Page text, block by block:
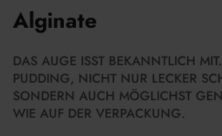
Alginate
DAS AUGE ISST BEKANNTLICH
PUDDING, NICHT NUR LECKER
SONDERN AUCH MÖGLICHST
WIE AUF DER VERPACKUNG.